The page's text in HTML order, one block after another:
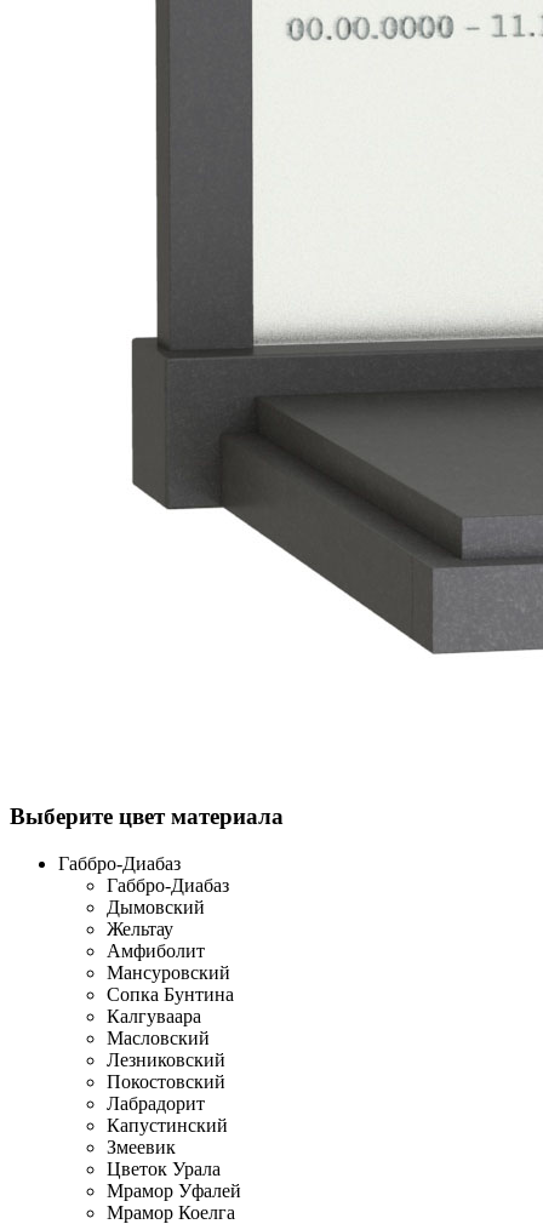
Выберите цвет материала
Габбро-Диабаз
Габбро-Диабаз
Дымовский
Жельтау
Амфиболит
Мансуровский
Сопка Бунтина
Калгуваара
Масловский
Лезниковский
Покостовский
Лабрадорит
Капустинский
Змеевик
Цветок Урала
Мрамор Уфалей
Мрамор Коелга